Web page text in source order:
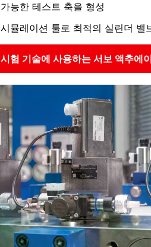
가능한 테스트 축을 형성
시뮬레이션 툴로 최적의 실린더 밸
시험 기술에 사용하는 서보 액추에